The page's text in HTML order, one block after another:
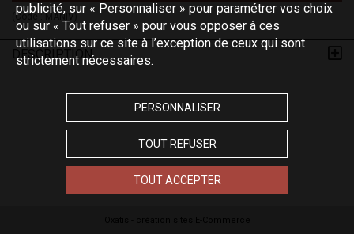
(Code : MANIV
DESCRIPTION
publicité, sur « Personnaliser » pour paramétrer vos choix
ou sur « Tout refuser » pour vous opposer à ces
utilisations sur ce site à l’exception de ceux qui sont
strictement nécessaires.
PERSONNALISER
TOUT REFUSER
TOUT ACCEPTER